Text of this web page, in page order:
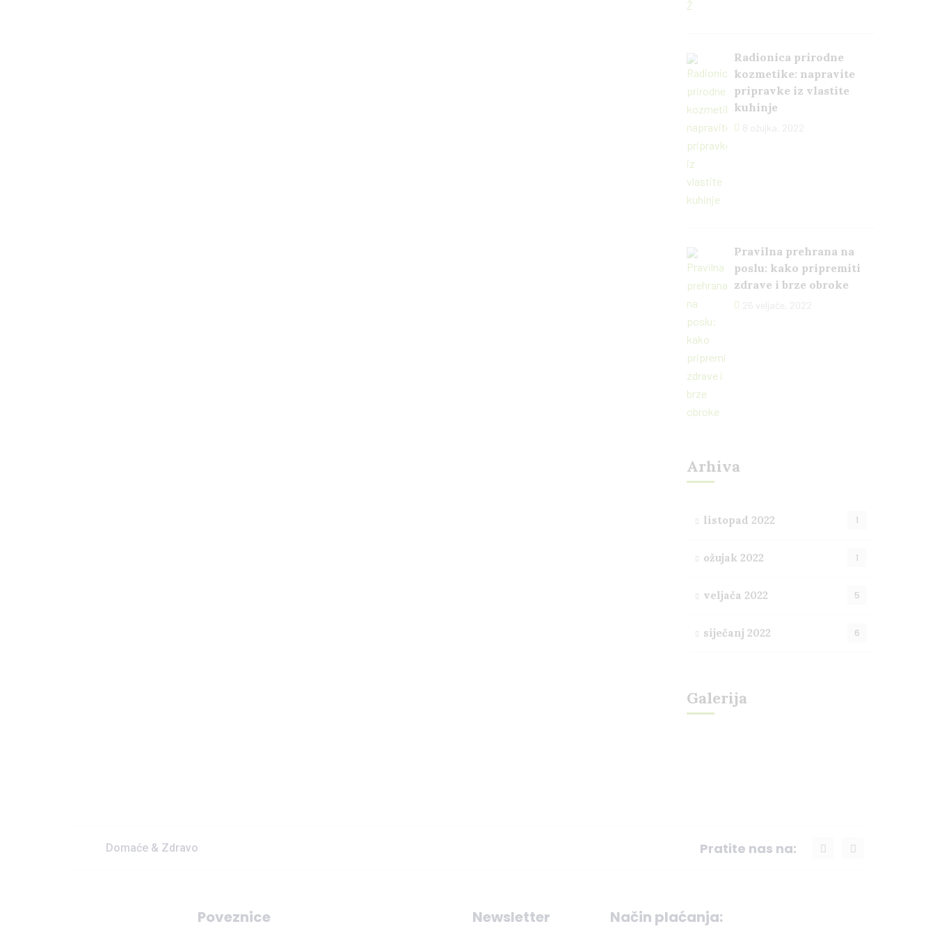
Radionica prirodne
kozmetike: napravite
pripravke iz vlastite
kuhinje
8 ožujka, 2022
Pravilna prehrana na
poslu: kako pripremiti
zdrave i brze obroke
26 veljače, 2022
Arhiva
listopad 2022 1
ožujak 2022 1
veljača 2022 5
siječanj 2022 6
Galerija
Domaće & Zdravo Pratite nas na:
Poveznice Newsletter Način plaćanja: